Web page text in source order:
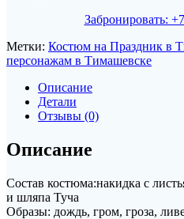
Забронировать:
Метки: Костюм на Праздник в
персонажам в Тимашевске
Описание
Детали
Отзывы (0)
Описание
Состав костюма:накидка с
и шляпа Туча
Образы: дождь, гром, гроза,